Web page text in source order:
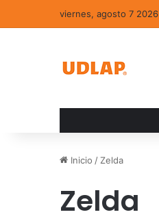
viernes, agosto 7 2026
Inicio / Zelda
Zelda